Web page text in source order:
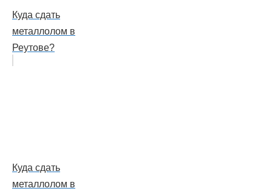
Куда сдать
металлолом в
Реутове?
Куда сдать
металлолом в